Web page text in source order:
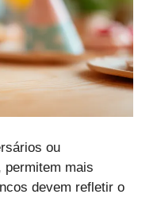
ou
permitem mais
devem refletir o